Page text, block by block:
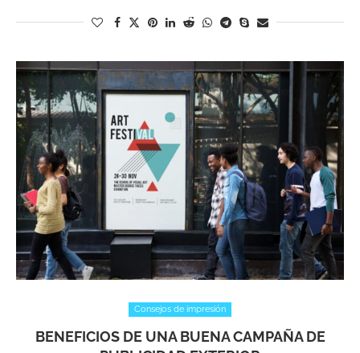
Consejos de impresión
BENEFICIOS DE UNA BUENA CAMPAÑA DE